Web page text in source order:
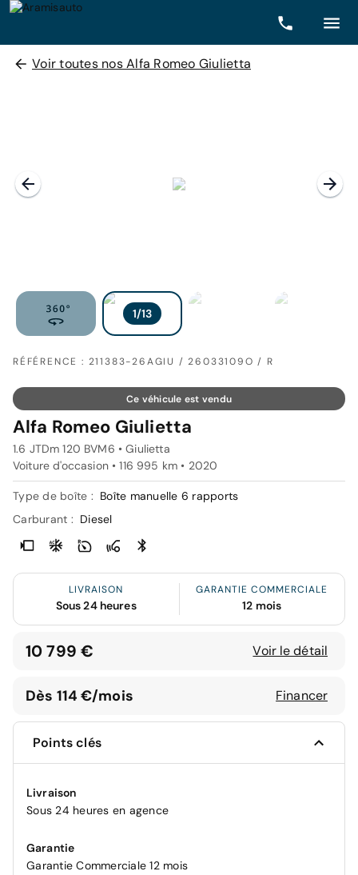
Voir toutes nos Alfa Romeo Giulietta
RÉFÉRENCE : 211383-26AGIU / 26033109O / R
Ce véhicule est vendu
Alfa Romeo Giulietta
1.6 JTDm 120 BVM6 • Giulietta
Voiture d'occasion • 116 995 km • 2020
Type de boîte : Boîte manuelle 6 rapports
Carburant : Diesel
LIVRAISON
Sous 24 heures
GARANTIE COMMERCIALE
12 mois
10 799 € Voir le détail
Dès 114 €/mois Financer
Points clés
Livraison
Sous 24 heures en agence
Garantie
Garantie Commerciale 12 mois